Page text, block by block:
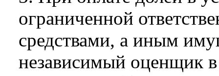
ограниченной
средствами, а иным
независимый оценщик в